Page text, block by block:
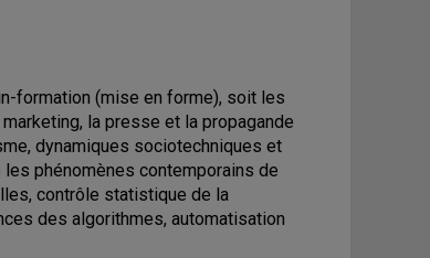
formation (mise en forme), soit les
la presse et la propagande
dynamiques sociotechniques et
phénomènes contemporains de
contrôle statistique de la
des algorithmes, automatisation